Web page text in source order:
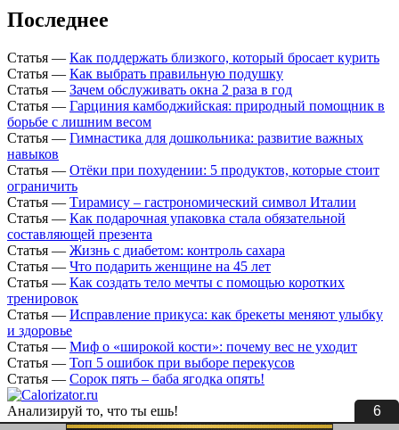
5
Последнее
Статья — Как поддержать близкого, который бросает курить
Статья — Как выбрать правильную подушку
Статья — Зачем обслуживать окна 2 раза в год
Статья — Гарциния камбоджийская: природный помощник в
борьбе с лишним весом
Статья — Гимнастика для дошкольника: развитие важных
навыков
Статья — Отёки при похудении: 5 продуктов, которые стоит
ограничить
Статья — Тирамису – гастрономический символ Италии
Статья — Как подарочная упаковка стала обязательной
составляющей презента
Статья — Жизнь с диабетом: контроль сахара
Статья — Что подарить женщине на 45 лет
Статья — Как создать тело мечты с помощью коротких
тренировок
Статья — Исправление прикуса: как брекеты меняют улыбку
и здоровье
Статья — Миф о «широкой кости»: почему вес не уходит
Статья — Топ 5 ошибок при выборе перекусов
Статья — Сорок пять – баба ягодка опять!
Анализируй то, что ты ешь!